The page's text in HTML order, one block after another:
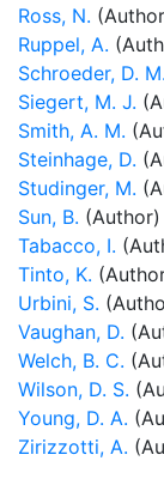
Ross, N.
Ruppel, A.
Schroeder, D. M.
Siegert, M. J.
Smith, A. M.
Steinhage, D.
Studinger, M.
Sun, B. (Author)
Tabacco, I.
Tinto, K.
Urbini, S.
Vaughan, D.
Welch, B. C.
Wilson, D. S.
Young, D. A.
Zirizzotti, A.